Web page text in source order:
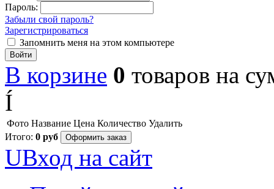
Пароль:
Забыли свой пароль?
Зарегистрироваться
Запомнить меня на этом компьютере
Войти
В корзине 0 товаров на
Í
Фото Название Цена Количество Удалить
Итого: 0 руб Оформить заказ
UВход на сайт